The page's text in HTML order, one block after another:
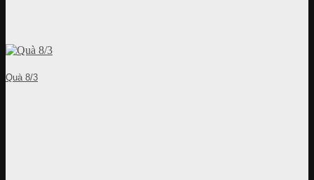
Quà 8/3